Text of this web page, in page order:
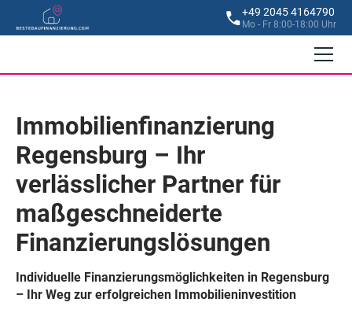
+49 2045 4164790
Mo - Fr 8:00-18:00 Uhr
Immobilienfinanzierung
Regensburg – Ihr
verlässlicher Partner für
maßgeschneiderte
Finanzierungslösungen
Individuelle Finanzierungsmöglichkeiten in Regensburg
– Ihr Weg zur erfolgreichen Immobilieninvestition